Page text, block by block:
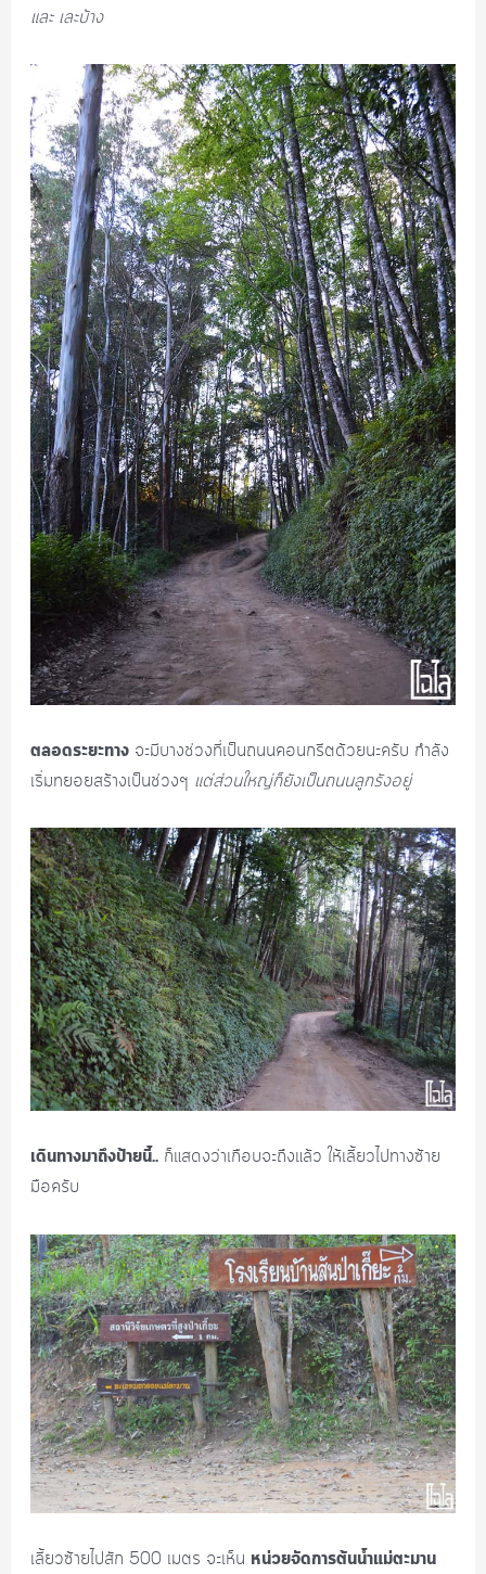
และ เละบ้าง
ตลอดระยะทางจะมีบางช่วงที่เป็นถนนคอนกรีตด้วยนะครับ กำลัง
เริ่มทยอยสร้างเป็นช่วงๆ แต่ส่วนใหญ่ก็ยังเป็นถนนลูกรังอยู่
เดินทางมาถึงป้ายนี้..ก็แสดงว่าเกือบจะถึงแล้ว ให้เลี้ยวไปทางซ้าย
มือครับ
เลี้ยวซ้ายไปสัก 500 เมตร จะเห็น หน่วยจัดการต้นน้ำแม่ตะมาน